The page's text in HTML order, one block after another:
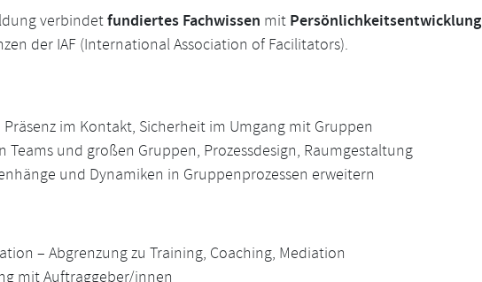
verbindetfundiertes Fachwissen mit Persönlichkeitsentwicklung
der IAF (International Association of Facilitators).
im Kontakt, Sicherheit im Umgang mit Gruppen
Teams und großen Gruppen, Prozessdesign, Raumgestaltung
und Dynamiken in Gruppenprozessen erweitern
– Abgrenzung zu Training, Coaching, Mediation
mit Auftraggeber/innen